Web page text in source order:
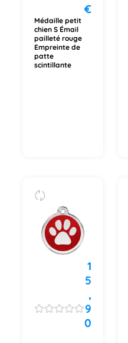
€
Médaille petit
chien S Émail
pailleté rouge
Empreinte de
patte
scintillante
1
5
,
9
0